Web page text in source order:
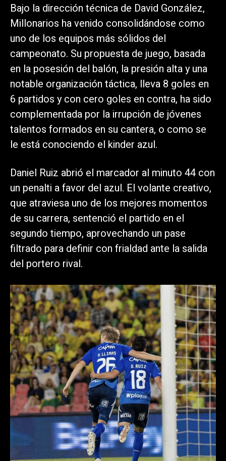
Bajo la dirección técnica de David González,
Millonarios ha venido consolidándose como
uno de los equipos más sólidos del
campeonato. Su propuesta de juego, basada
en la posesión del balón, la presión alta y una
notable organización táctica, lleva 8 goles en
6 partidos y con cero goles en contra, ha sido
complementada por la irrupción de jóvenes
talentos formados en su cantera, o como se
le está conociendo el kinder azul.
Daniel Ruiz abrió el marcador al minuto 44 con
un penalti a favor del azul. El volante creativo,
que atraviesa uno de los mejores momentos
de su carrera, sentenció el partido en el
segundo tiempo, aprovechando un pase
filtrado para definir con frialdad ante la salida
del portero rival.